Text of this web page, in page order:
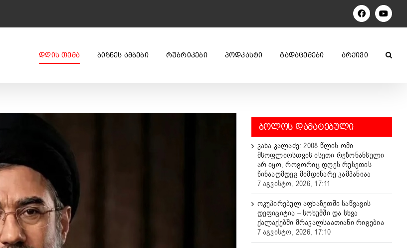
Facebook
ᲓᲦᲘᲡ ᲗᲔᲛᲐ ᲑᲘᲖᲜᲔᲡ ᲐᲛᲑᲔᲑᲘ ᲠᲣᲑᲠᲘᲙᲔᲑᲘ ᲞᲝᲓᲙᲐᲡᲢᲘ ᲒᲐᲓᲐᲪᲔᲛᲔᲑᲘ ᲐᲠᲥᲘᲕᲘ
ᲑᲝᲚᲝᲡ ᲓᲐᲛᲐᲢᲔᲑᲣᲚᲘ
კახა კალაძე: 2008 წლის ომი
მსოფლიოსთვის ისეთი რეზონანსული
არ იყო, როგორიც დღეს რუსეთის
წინააღმდეგ მიმდინარე კამპანიაა
7 აგვისტო, 2026, 17:11
ოკუპირებულ აფხაზეთში საწვავის
დეფიციტია – სოხუმში და სხვა
ქალაქებში მრავალსაათიანი რიგებია
7 აგვისტო, 2026, 17:10